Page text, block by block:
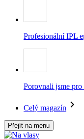
Profesionální IPL
Porovnali jsme
Celý magazín
Přejít na menu